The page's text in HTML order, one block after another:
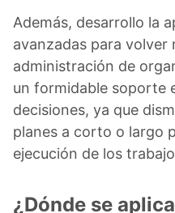
Además, desarrollo la
avanzadas para volver
administración de
un formidable soporte
decisiones, ya que
planes a corto o largo
ejecución de los
¿Dónde se